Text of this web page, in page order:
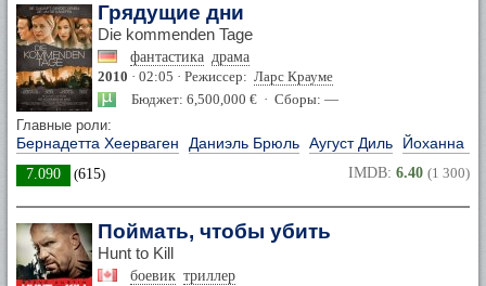
Грядущие дни
Die kommenden Tage
фантастика драма
2010 · 02:05 · Режиссер: Ларс Крауме
Бюджет: 6,500,000 € · Сборы: —
Главные роли:
Бернадетта Хеерваген Даниэль Брюль Аугуст Диль Йоханна
7.090 (615) IMDB: 6.40 (1 300)
Поймать, чтобы убить
Hunt to Kill
боевик триллер